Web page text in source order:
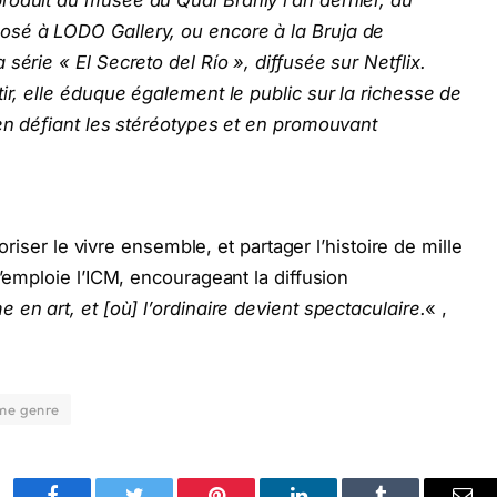
à LODO Gallery, ou encore à la Bruja de
« El Secreto del Río », diffusée sur Netflix.
elle éduque également le public sur la richesse de
défiant les stéréotypes et en promouvant
le vivre ensemble, et partager l’histoire de mille
l’ICM, encourageant la diffusion
en art, et [où] l’ordinaire devient spectaculaire.« ,
genre